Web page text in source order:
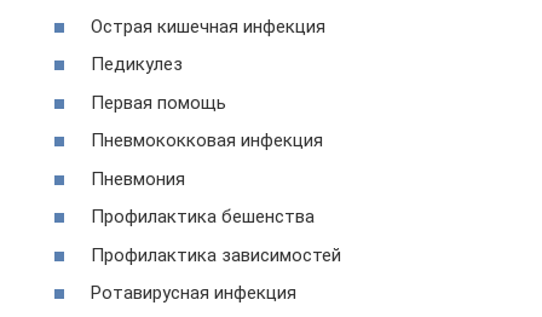
Острая кишечная инфекция
Педикулез
Первая помощь
Пневмококковая инфекция
Пневмония
Профилактика бешенства
Профилактика зависимостей
Ротавирусная инфекция